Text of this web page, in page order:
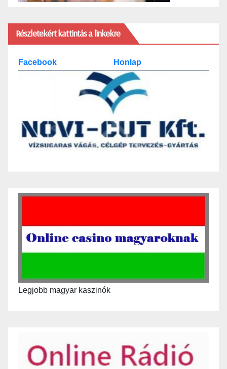
Részletekért kattintás a linkekre
Facebook Honlap
Legjobb magyar kaszinók